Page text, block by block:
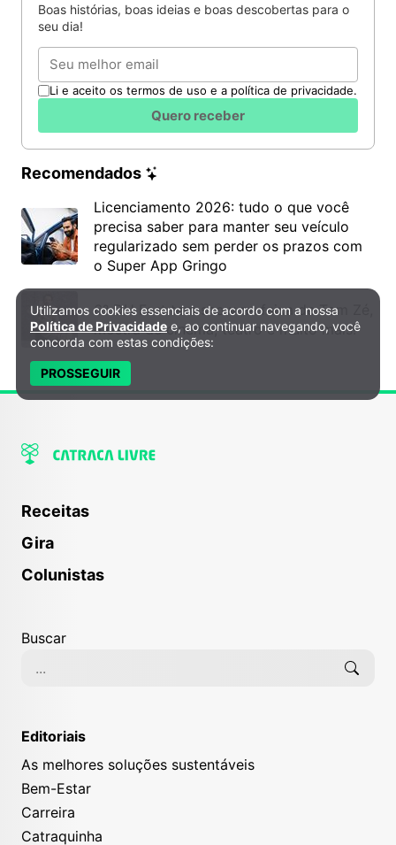
Boas histórias, boas ideias e boas descobertas para o
seu dia!
Email
Li e aceito os termos de uso e a política de privacidade.
Quero receber
Recomendados
Licenciamento 2026: tudo o que você
precisa saber para manter seu veículo
regularizado sem perder os prazos com
o Super App Gringo
6º DH Fest tem show na faixa de Tom Zé,
mostra de cinema, teatro e muito mais!
Receitas
Gira
Colunistas
Buscar
Editoriais
As melhores soluções sustentáveis
Bem-Estar
Carreira
Catraquinha
Política de Privacidade e Cookies
Utilizamos cookies essenciais de acordo com a nossa
Política de Privacidade e, ao continuar navegando, você
concorda com estas condições:
PROSSEGUIR